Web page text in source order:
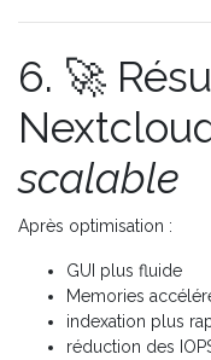
6. 🚀
scalable
Après optimisation :
GUI plus fluide
Memories
indexation plus
réduction des